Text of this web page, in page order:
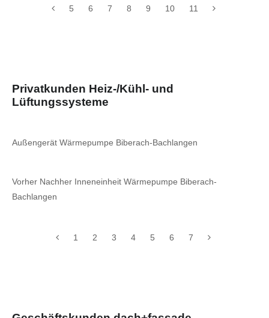
5 6 7 8 9 10 11
Privatkunden Heiz-/Kühl- und
Lüftungssysteme
Außengerät Wärmepumpe Biberach-Bachlangen
Vorher Nachher Inneneinheit Wärmepumpe Biberach-
Bachlangen
1 2 3 4 5 6 7